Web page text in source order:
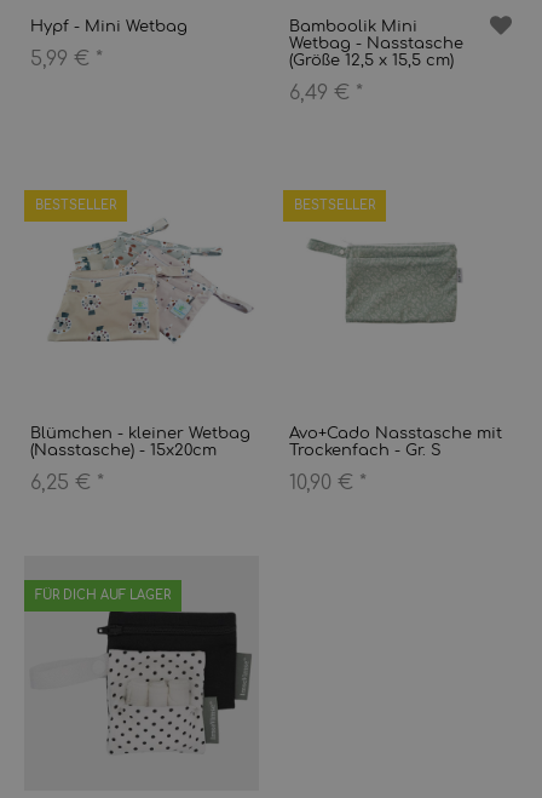
Hypf - Mini Wetbag
5,99 € *
Bamboolik Mini
Wetbag - Nasstasche
(Größe 12,5 x 15,5 cm)
6,49 € *
BESTSELLER
Blümchen - kleiner Wetbag
(Nasstasche) - 15x20cm
6,25 € *
BESTSELLER
Avo+Cado Nasstasche mit
Trockenfach - Gr. S
10,90 € *
FÜR DICH AUF LAGER